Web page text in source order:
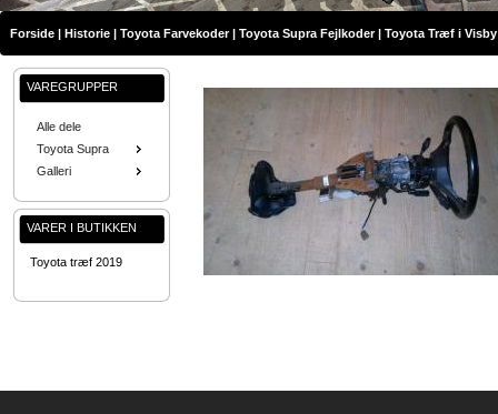
Forside | Historie | Toyota Farvekoder| Toyota Supra Fejlkoder| Toyota Træf i Visby
VAREGRUPPER
Alle dele
Toyota Supra
Galleri
VARER I BUTIKKEN
Toyota træf 2019